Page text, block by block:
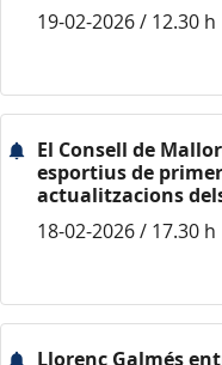
19-02-2026 / 12.30 h
El Consell de
esportius de
actualitzacions
18-02-2026 / 17.30 h
Llorenç Galmés